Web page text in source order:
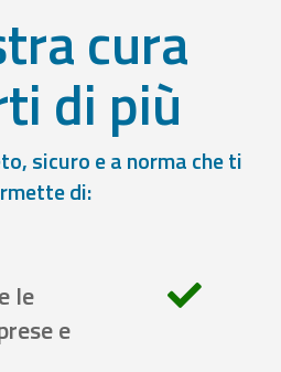
cura
di più
sicuro e a norma che ti
di:
le
e